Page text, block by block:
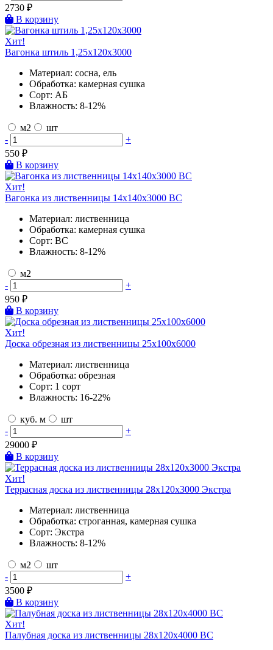
2730 ₽
В корзину
Хит!
Вагонка штиль 1,25х120х3000
Материал: сосна, ель
Обработка: камерная сушка
Сорт: АБ
Влажность: 8-12%
м2
шт
-
+
550 ₽
В корзину
Хит!
Вагонка из лиственницы 14х140х3000 BC
Материал: лиственница
Обработка: камерная сушка
Сорт: BC
Влажность: 8-12%
м2
-
+
950 ₽
В корзину
Хит!
Доска обрезная из лиственницы 25х100х6000
Материал: лиственница
Обработка: обрезная
Сорт: 1 сорт
Влажность: 16-22%
куб. м
шт
-
+
29000 ₽
В корзину
Хит!
Террасная доска из лиственницы 28х120х3000 Экстра
Материал: лиственница
Обработка: строганная, камерная сушка
Сорт: Экстра
Влажность: 8-12%
м2
шт
-
+
3500 ₽
В корзину
Хит!
Палубная доска из лиственницы 28х120х4000 BC